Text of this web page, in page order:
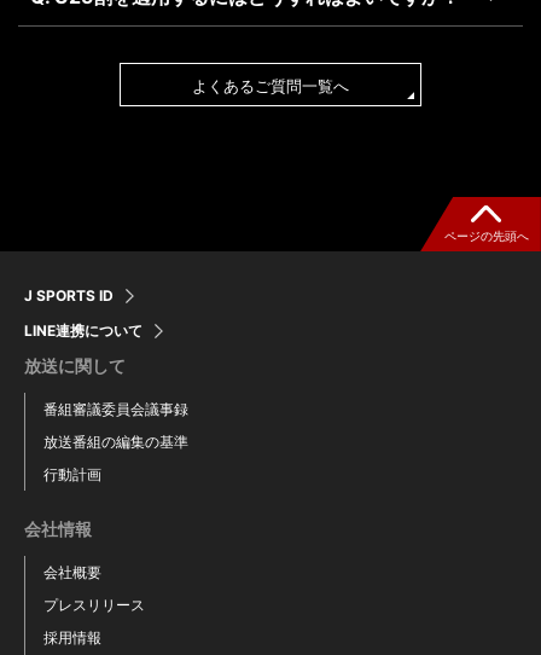
よくあるご質問一覧へ
J SPORTS ID
LINE連携について
放送に関して
番組審議委員会議事録
放送番組の編集の基準
行動計画
会社情報
会社概要
プレスリリース
採用情報
ページの先頭へ